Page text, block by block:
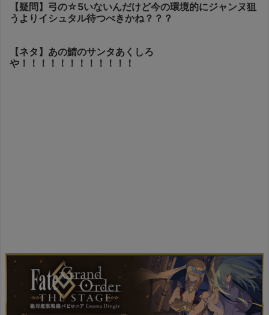
【疑問】弓の☆5いないんだけど今の環境的にジャンヌ狙
うよりイシュタル待つべきかね？？？
【ネタ】あの鯖のサンタあくしろ
や！！！！！！！！！！！！